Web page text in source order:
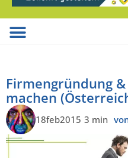
Firmengründung
machen
18feb2015 3 min